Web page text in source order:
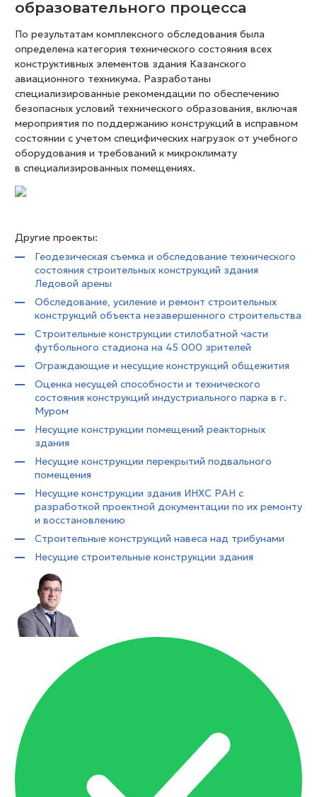
образовательного процесса
По результатам комплексного обследования была
определена категория технического состояния всех
конструктивных элементов здания Казанского
авиационного техникума. Разработаны
специализированные рекомендации по обеспечению
безопасных условий технического образования, включая
мероприятия по поддержанию конструкций в исправном
состоянии с учетом специфических нагрузок от учебного
оборудования и требований к микроклимату
в специализированных помещениях.
Другие проекты:
Геодезическая съемка и обследование технического
состояния строительных конструкций здания
Ледовой арены
Обследование, усиление и ремонт строительных
конструкций объекта незавершенного строительства
Строительные конструкции стилобатной части
футбольного стадиона на 45 000 зрителей
Ограждающие и несущие конструкций общежития
Оценка несущей способности и технического
состояния конструкций индустриального парка в г.
Муром
Несущие конструкции помещений реакторных
здания
Несущие конструкции перекрытий подвального
помещения
Несущие конструкции здания ИНХС РАН с
разработкой проектной документации по их ремонту
и восстановлению
Строительные конструкций навеса над трибунами
Несущие строительные конструкции здания